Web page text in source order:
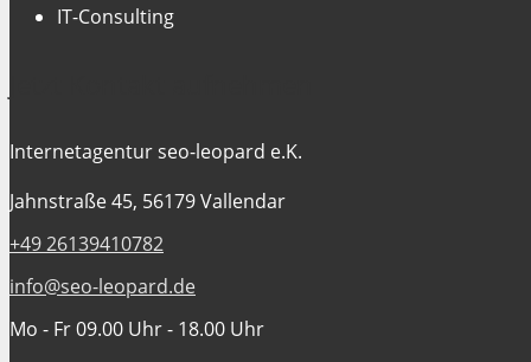
IT-Consulting
Internetagentur seo-leopard e.K.
Jahnstraße 45, 56179 Vallendar
+49 26139410782
info@seo-leopard.de
Mo - Fr 09.00 Uhr - 18.00 Uhr